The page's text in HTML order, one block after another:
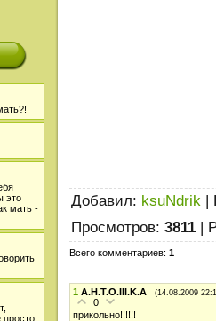
Добавил: ksuNdrik |
Просмотров: 3811 |
Всего комментариев: 1
1 A.H.T.O.III.K.A (14.08.2009
0
прикольно!!!!!!